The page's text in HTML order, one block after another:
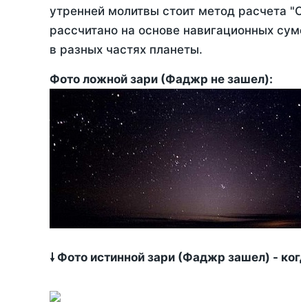
утренней молитвы стоит метод расчета
рассчитано на основе навигационных
в разных частях планеты.
Фото ложной зари (Фаджр не зашел):
🠗 Фото истинной зари (Фаджр зашел) -